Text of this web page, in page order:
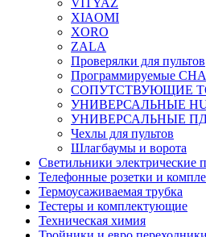
VITYAZ
XIAOMI
XORO
ZALA
Проверялки для пультов
Программируемые
СОПУТСТВУЮЩИЕ
УНИВЕРСАЛЬНЫЕ
УНИВЕРСАЛЬНЫЕ
Чехлы для пультов
Шлагбаумы и ворота
Светильники электрические
Телефонные розетки и
Термоусаживаемая трубка
Тестеры и комплектующие
Техническая химия